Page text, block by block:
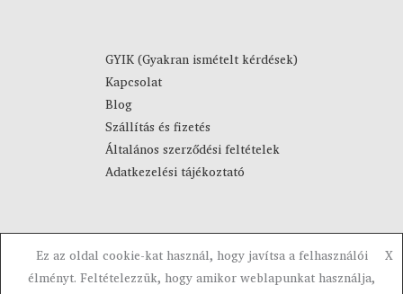
GYIK (Gyakran ismételt kérdések)
Kapcsolat
Blog
Szállítás és fizetés
Általános szerződési feltételek
Adatkezelési tájékoztató
Copyright © 2023-2026 Visztra. Powered by Visztra.
Ez az oldal cookie-kat használ, hogy javítsa a felhasználói
élményt. Feltételezzük, hogy amikor weblapunkat használja,
X